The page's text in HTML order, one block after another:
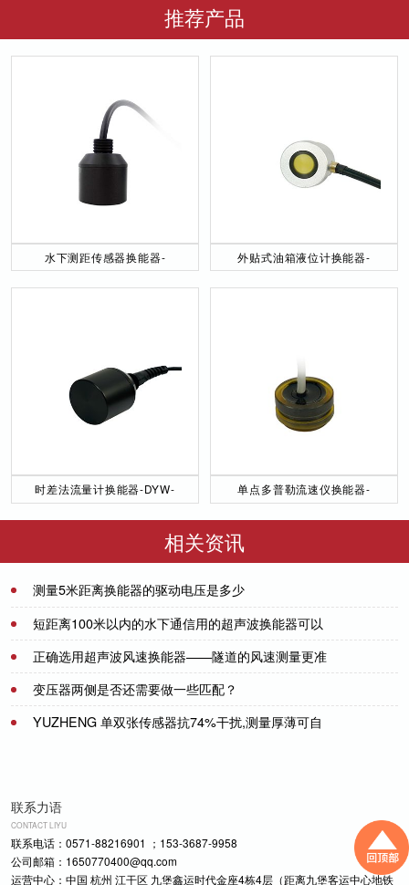
推荐产品
水下测距传感器换能器-
外贴式油箱液位计换能器-
时差法流量计换能器-DYW-
单点多普勒流速仪换能器-
相关资讯
测量5米距离换能器的驱动电压是多少
短距离100米以内的水下通信用的超声波换能器可以
用哪款呢？-[力语超声]
正确选用超声波风速换能器——隧道的风速测量更准
确[力语超声]
变压器两侧是否还需要做一些匹配？
YUZHENG 单双张传感器抗74%干扰,测量厚薄可自
联系力语
CONTACT LIYU
联系电话：0571-88216901 ；153-3687-9958
公司邮箱：1650770400@qq.com
运营中心：中国 杭州 江干区 九堡鑫运时代金座4栋4层（距离九堡客运中心地铁